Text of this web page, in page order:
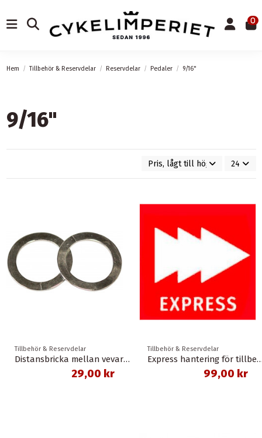
0
Hem Tillbehör & Reservdelar Reservdelar Pedaler 9/16"
9/16"
Pris, lågt till högt 24
Tillbehör & Reservdelar
Distansbricka mellan vevarm och pedal
29,00 kr
Tillbehör & Reservdelar
Express
99,00 kr